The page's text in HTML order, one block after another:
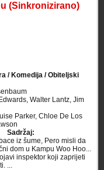
(Sinkronizirano)
/ Komedija / Obiteljski
Walter Lantz, Jim
Parker, Chloe De Los
Sadržaj:
iz šume, Pero misli da
dom u Kampu Woo Hoo...
inspektor koji zaprijeti
...